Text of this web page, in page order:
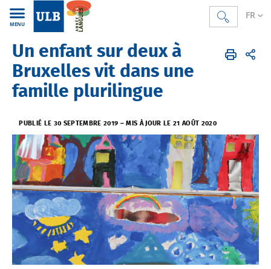
FR
MENU
Année des langues Accueil Actus & Agenda
Un enfant sur deux à
Bruxelles vit dans une
famille plurilingue
PUBLIÉ LE 30 SEPTEMBRE 2019 – MIS À JOUR LE 21 AOÛT 2020